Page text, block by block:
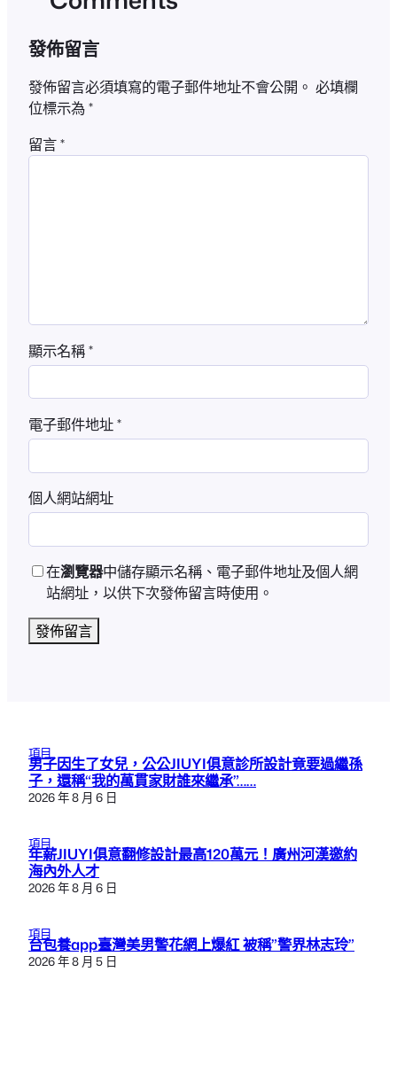
發佈留言
發佈留言必須填寫的電子郵件地址不會公開。 必填欄
位標示為*
留言*
顯示名稱*
電子郵件地址*
個人網站網址
在瀏覽器中儲存顯示名稱、電子郵件地址及個人網
站網址，以供下次發佈留言時使用。
項目
男子因生了女兒，公公JIUYI俱意診所設計竟要過繼孫
子，還稱“我的萬貫家財誰來繼承”……
2026 年 8 月 6 日
項目
年薪JIUYI俱意翻修設計最高120萬元！廣州河漢邀約
海內外人才
2026 年 8 月 6 日
項目
台包養app臺灣美男警花網上爆紅 被稱”警界林志玲”
2026 年 8 月 5 日